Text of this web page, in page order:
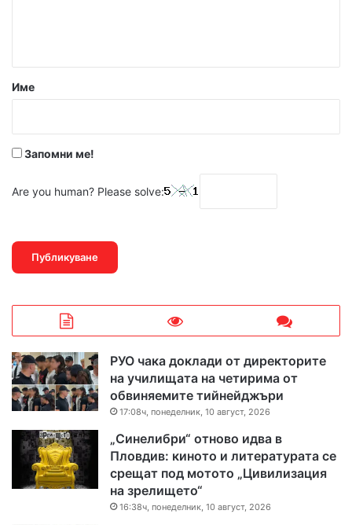
р
Име
Запомни ме!
Are you human? Please solve:
РУО чака доклади от директорите
на училищата на четирима от
обвиняемите тийнейджъри
17:08ч, понеделник, 10 август, 2026
„Синелибри“ отново идва в
Пловдив: киното и литературата се
срещат под мотото „Цивилизация
на зрелището“
16:38ч, понеделник, 10 август, 2026